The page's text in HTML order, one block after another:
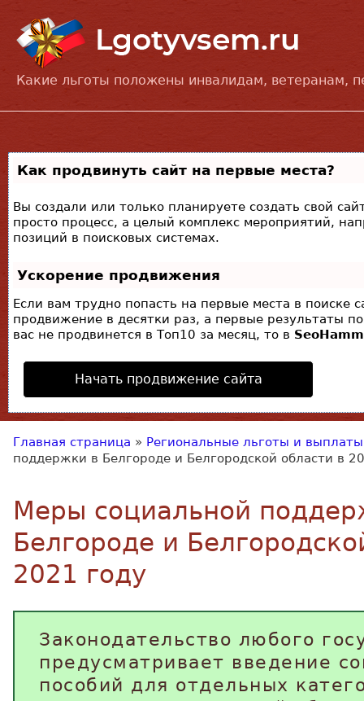
Какие льготы положены инвалидам, ветеранам,
Как продвинуть сайт на первые места?
Вы создали или только планируете создать свой
просто процесс, а целый комплекс мероприятий,
позиций в поисковых системах.
Ускорение продвижения
Если вам трудно попасть на первые места в поиске
продвижение в десятки раз, а первые результаты
вас не продвинется в Топ10 за месяц, то в
Начать продвижение сайта
Главная страница » Региональные льготы и выплаты
поддержки в Белгороде и Белгородской области в
Меры социальной
Белгороде и
2021 году
Законодательство любого
предусматривает введение
пособий для отдельных